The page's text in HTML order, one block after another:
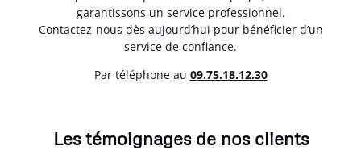
garantissons un service professionnel.
Contactez-nous dès aujourd’hui pour bénéficier d’un
service de confiance.
Par téléphone au 09.75.18.12.30
Les témoignages de nos clients